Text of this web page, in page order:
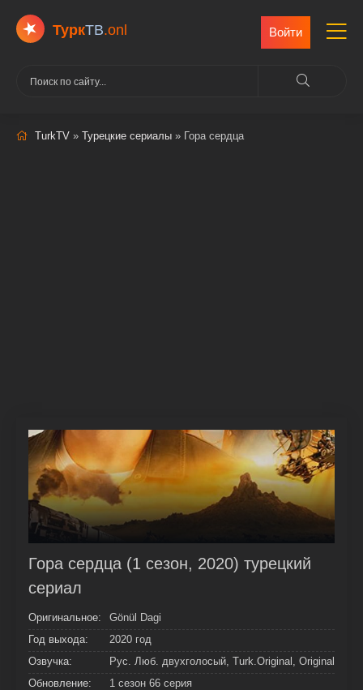
ТуркТВ.onl Войти
TurkTV » Турецкие сериалы » Гора сердца
Гора сердца (1 сезон, 2020) турецкий
сериал
Оригинальное:
Gönül Dagi
Год выхода:
2020 год
Озвучка:
Рус. Люб. двухголосый, Turk.Original, Original
Обновление:
1 сезон 66 серия